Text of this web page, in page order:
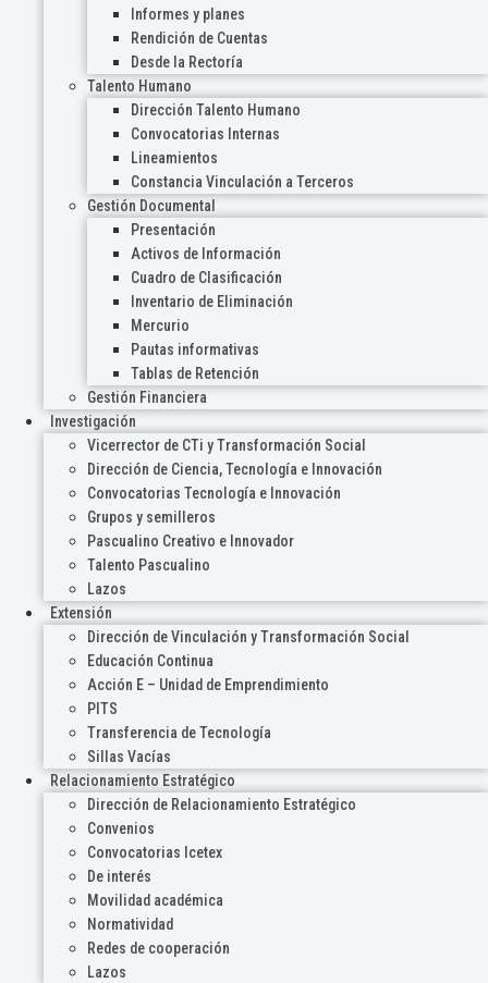
Informes y planes
Rendición de Cuentas
Desde la Rectoría
Talento Humano
Dirección Talento Humano
Convocatorias Internas
Lineamientos
Constancia Vinculación a Terceros
Gestión Documental
Presentación
Activos de Información
Cuadro de Clasificación
Inventario de Eliminación
Mercurio
Pautas informativas
Tablas de Retención
Gestión Financiera
Investigación
Vicerrector de CTi y Transformación Social
Dirección de Ciencia, Tecnología e Innovación
Convocatorias Tecnología e Innovación
Grupos y semilleros
Pascualino Creativo e Innovador
Talento Pascualino
Lazos
Extensión
Dirección de Vinculación y Transformación Social
Educación Continua
Acción E – Unidad de Emprendimiento
PITS
Transferencia de Tecnología
Sillas Vacías
Relacionamiento Estratégico
Dirección de Relacionamiento Estratégico
Convenios
Convocatorias Icetex
De interés
Movilidad académica
Normatividad
Redes de cooperación
Lazos